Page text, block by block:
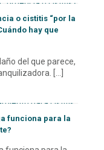
o cistitis “por la
hay que
del que parece,
funciona para la